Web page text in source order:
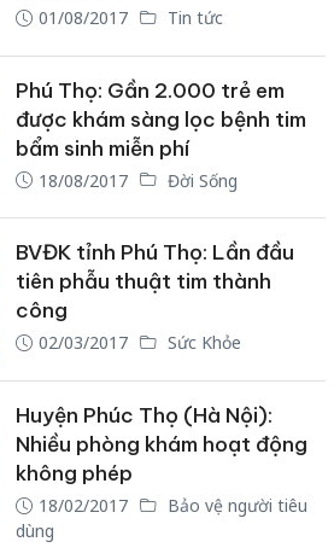
01/08/2017 Tin tức
Phú Thọ: Gần 2.000 trẻ em
được khám sàng lọc bệnh tim
bẩm sinh miễn phí
18/08/2017 Đời Sống
BVĐK tỉnh Phú Thọ: Lần đầu
tiên phẫu thuật tim thành
công
02/03/2017 Sức Khỏe
Huyện Phúc Thọ (Hà Nội):
Nhiều phòng khám hoạt động
không phép
18/02/2017
Bảo vệ người tiêu
dùng